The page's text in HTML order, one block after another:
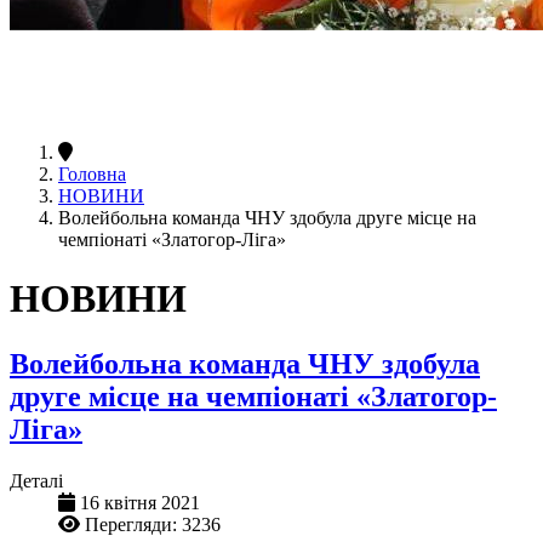
Головна
НОВИНИ
Волейбольна команда ЧНУ здобула друге місце на
чемпіонаті «Златогор-Ліга»
НОВИНИ
Волейбольна команда ЧНУ здобула
друге місце на чемпіонаті «Златогор-
Ліга»
Деталі
16 квітня 2021
Перегляди: 3236